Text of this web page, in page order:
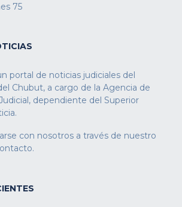
75
portal de noticias judiciales del
Chubut, a cargo de la Agencia de
dependiente del Superior
con nosotros a través de nuestro
.